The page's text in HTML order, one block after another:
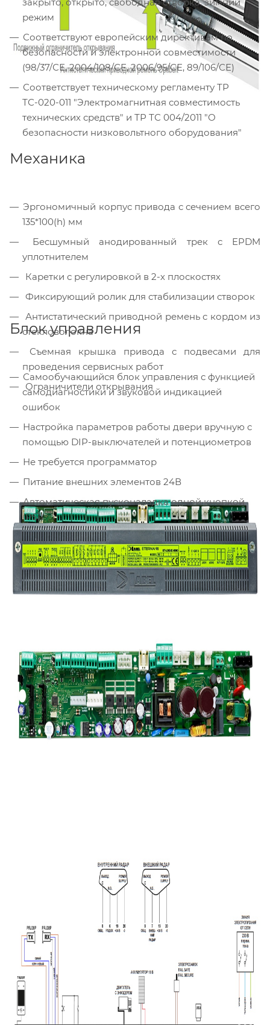
режим
Соответствуют европейским директивам по
безопасности и электронной совместимости
(98/37/СЕ, 2004/108/СЕ, 2006/95/СЕ, 89/106/СЕ)
Соответствует техническому регламенту ТР
ТС-020-011 "Электромагнитная совместимость
технических средств" и ТР ТС 004/2011 "О
безопасности низковольтного оборудования"
Механика
Эргономичный корпус привода с сечением всего
135*100(h) мм
уплотнителем
Каретки с регулировкой в 2-х плоскостях
Фиксирующий ролик для стабилизации створок
стекловолокна
проведения сервисных работ
Ограничители открывания
Блок управления
Самообучающийся блок управления с функцией
самодиагностики и звуковой индикацией
ошибок
Настройка параметров работы двери вручную с
помощью DIP-выключателей и потенциометров
Не требуется программатор
Питание внешних элементов 24В
Автоматическая пусконаладка одной кнопкой
(PS1)